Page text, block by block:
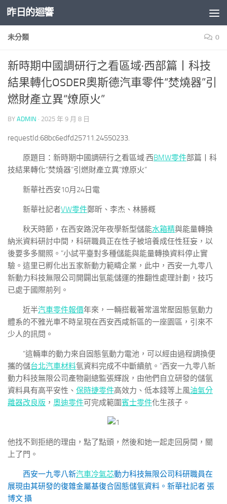
Skip to content
昨日的迴響
未分類 0
新時期中國調研行之看區域·西部篇丨科技
結果轉化OSDER奧斯德汽車零件“焚燒器”引
燃財產立異“燎原火”
BY ADMIN · 2025 年 9 月 8 日
requestId:68bc6edfd25711.24550233.
原題目：新時期中國調研行之看區域·西BMW零件部篇丨科
技結果轉化“焚燒器”引燃財產立異“燎原火”
新華社西安10月24日電
新華社記者VW零件鄭昕、李杰、林勝概
秋天時節，在西安路況年夜學新型儲能水箱精與能量轉換
納米資料研討中間，科研職員正在性子被培養成任性狂妄，以
後要多多關照。”小試平臺對多種儲能與能量轉換資料停止實
驗。這里已孵化出五家新動力範疇企業，此中，西安一九零八
新動力科技無限公司開闢出氫能儲運的推翻性處理計劃，技巧
已處于國際前列。
近半汽車零件報價年來，一輛搭載著常溫常壓固態氫動力
體系的不雅光車不時呈現在西安西咸新區的一座園區，引來不
少人的訊問。
“這輛車的動力來自固態氫動力電池，可以經由過程調換便
攜的儲台北汽車材料氫資料完成不中斷續航。”西安一九零八新
動力科技無限公司產物副總監張輝說，由他們自立研發的儲氫
資料具有高平安性、 保時捷零件高效力、低本錢等上風油氣分
離器改良版 ， 奧迪零件可完成範圍賓士零件化生孩子。
他找不到拒絕的理由，點了點頭，然後和她一起走回房間，關
上了門。
西安一九零八新汽車冷氣芯動力科技無限公司科研職員在
展現由其研發的復雜金屬基復合固態儲氫資料。新華社記者 張
博文 攝